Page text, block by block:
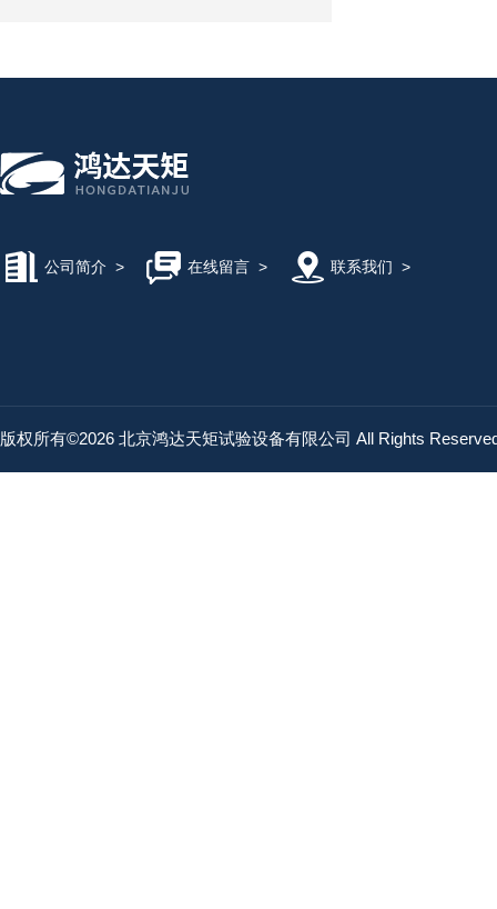
公司简介 > 在线留言> 联系我们 >
版权所有©2026 北京鸿达天矩试验设备有限公司 All Rights